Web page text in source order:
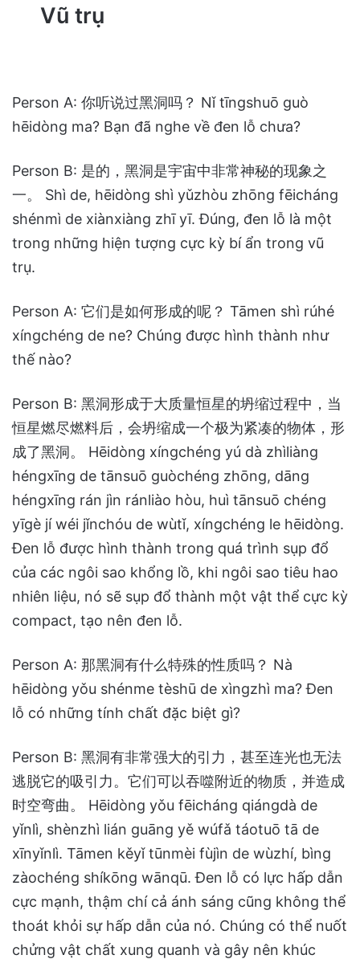
Vũ trụ
Person A: 你听说过黑洞吗？ Nǐ tīngshuō guò
hēidòng ma? Bạn đã nghe về đen lỗ chưa?
Person B: 是的，黑洞是宇宙中非常神秘的现象之
一。 Shì de, hēidòng shì yǔzhòu zhōng fēicháng
shénmì de xiànxiàng zhī yī. Đúng, đen lỗ là một
trong những hiện tượng cực kỳ bí ẩn trong vũ
trụ.
Person A: 它们是如何形成的呢？ Tāmen shì rúhé
xíngchéng de ne? Chúng được hình thành như
thế nào?
Person B: 黑洞形成于大质量恒星的坍缩过程中，当
恒星燃尽燃料后，会坍缩成一个极为紧凑的物体，形
成了黑洞。 Hēidòng xíngchéng yú dà zhìliàng
héngxīng de tānsuō guòchéng zhōng, dāng
héngxīng rán jìn ránliào hòu, huì tānsuō chéng
yīgè jí wéi jǐnchóu de wùtǐ, xíngchéng le hēidòng.
Đen lỗ được hình thành trong quá trình sụp đổ
của các ngôi sao khổng lồ, khi ngôi sao tiêu hao
nhiên liệu, nó sẽ sụp đổ thành một vật thể cực kỳ
compact, tạo nên đen lỗ.
Person A: 那黑洞有什么特殊的性质吗？ Nà
hēidòng yǒu shénme tèshū de xìngzhì ma? Đen
lỗ có những tính chất đặc biệt gì?
Person B: 黑洞有非常强大的引力，甚至连光也无法
逃脱它的吸引力。它们可以吞噬附近的物质，并造成
时空弯曲。 Hēidòng yǒu fēicháng qiángdà de
yǐnlì, shènzhì lián guāng yě wúfǎ táotuō tā de
xīnyǐnlì. Tāmen kěyǐ tūnmèi fùjìn de wùzhí, bìng
zàochéng shíkōng wānqū. Đen lỗ có lực hấp dẫn
cực mạnh, thậm chí cả ánh sáng cũng không thể
thoát khỏi sự hấp dẫn của nó. Chúng có thể nuốt
chửng vật chất xung quanh và gây nên khúc